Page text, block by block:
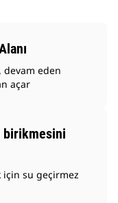
eden
açar
birikmesini
için su geçirmez